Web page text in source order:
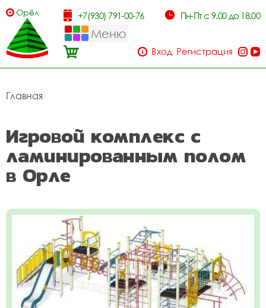
Орёл +7(930) 791-00-76 Пн-Пт с 9.00 до 18.00
Меню
Вход Регистрация
Главная
Игровой комплекс с
ламинированным полом
в Орле